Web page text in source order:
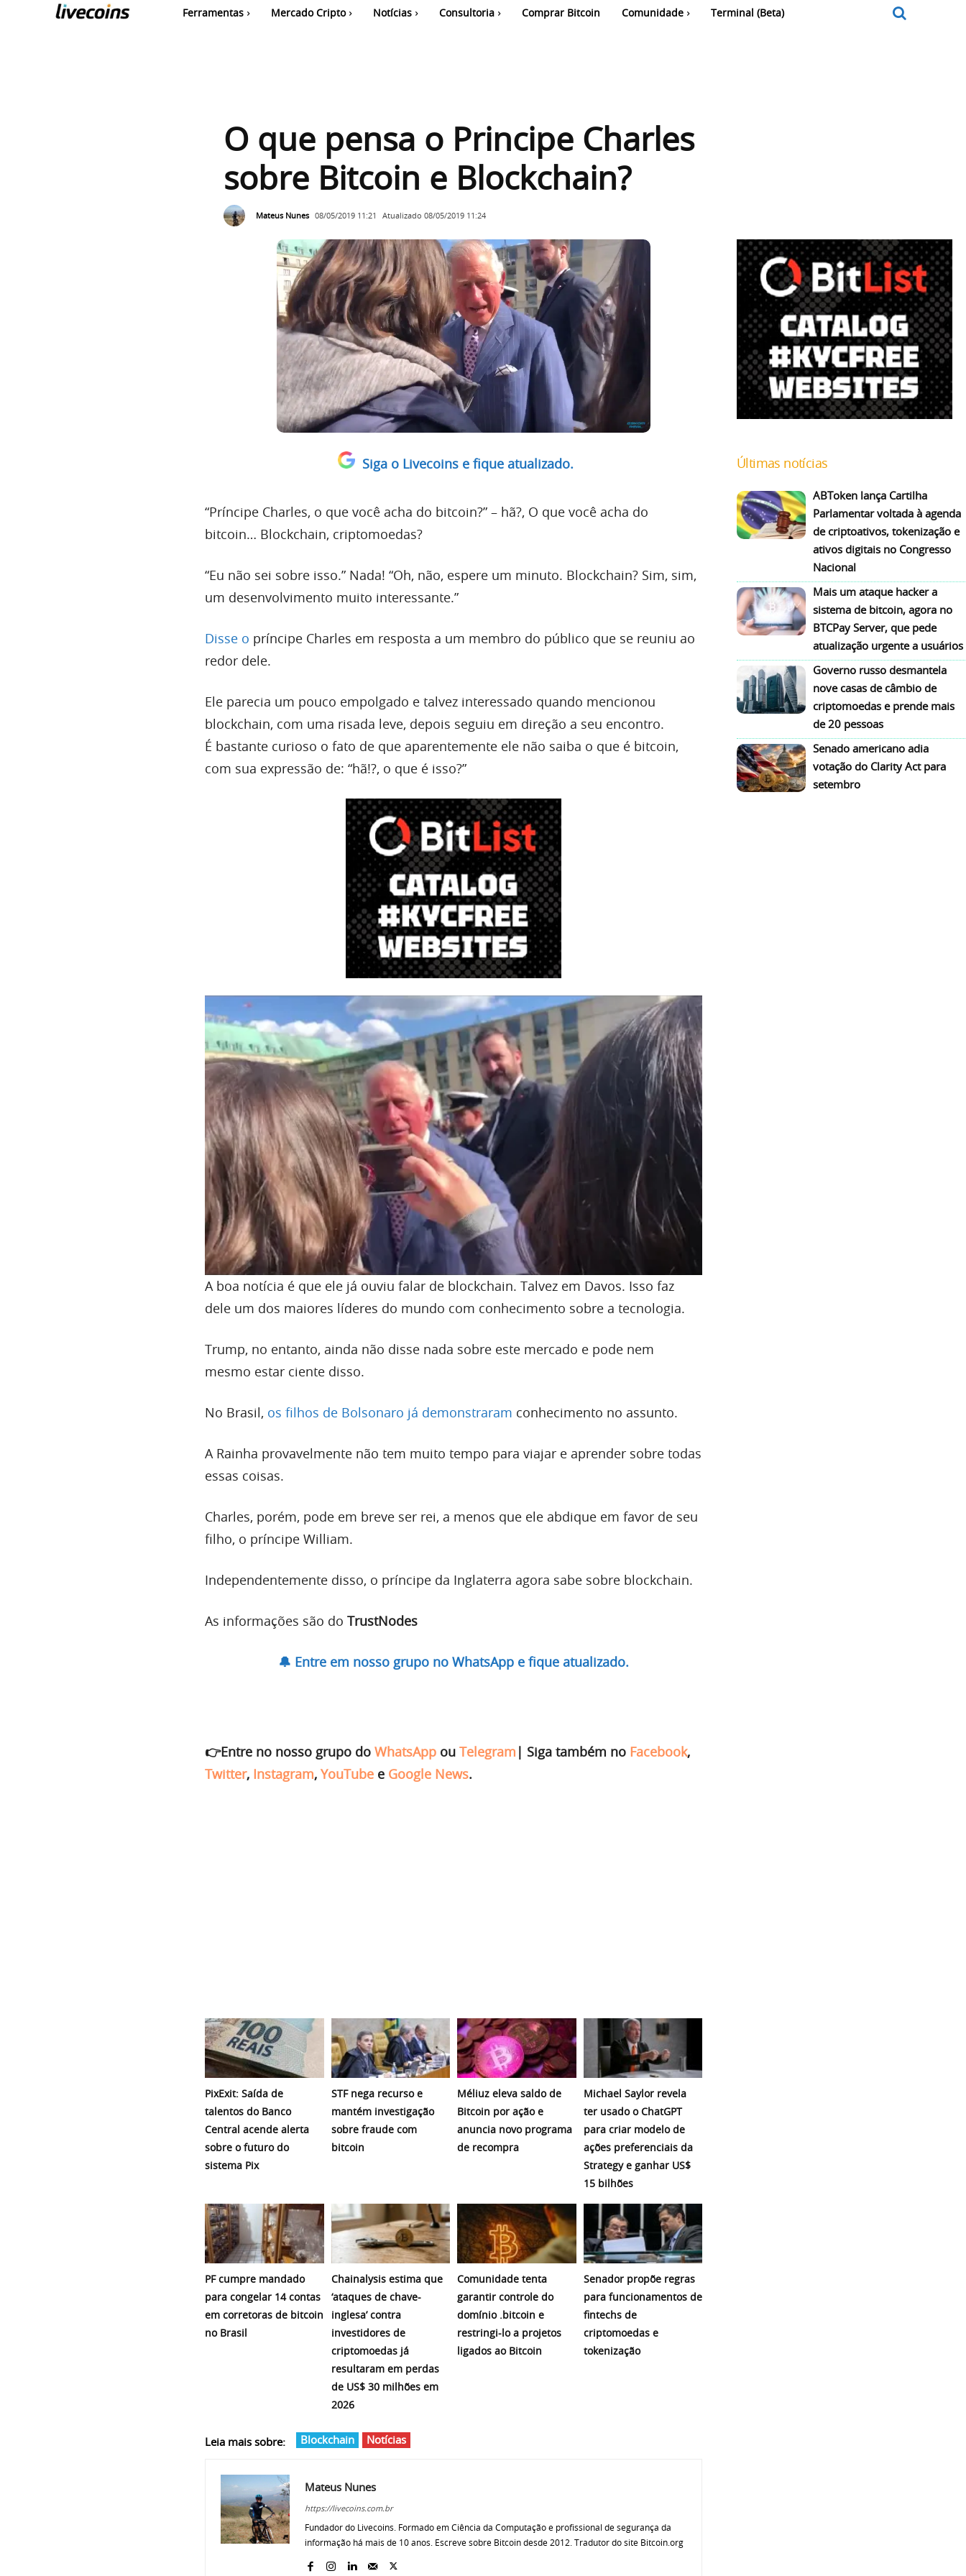
Ferramentas Mercado Cripto Notícias Consultoria Comprar Bitcoin Comunidade Terminal (Beta)
O que pensa o Principe Charles
sobre Bitcoin e Blockchain?
Mateus Nunes 08/05/2019 11:21 Atualizado 08/05/2019 11:24
Siga o Livecoins e fique atualizado.
“Príncipe Charles, o que você acha do bitcoin?” – hã?, O que você acha do
bitcoin… Blockchain, criptomoedas?
“Eu não sei sobre isso.” Nada! “Oh, não, espere um minuto. Blockchain? Sim, sim,
um desenvolvimento muito interessante.”
Disse o príncipe Charles em resposta a um membro do público que se reuniu ao
redor dele.
Ele parecia um pouco empolgado e talvez interessado quando mencionou
blockchain, com uma risada leve, depois seguiu em direção a seu encontro.
É bastante curioso o fato de que aparentemente ele não saiba o que é bitcoin,
com sua expressão de: “hã!?, o que é isso?”
A boa notícia é que ele já ouviu falar de blockchain. Talvez em Davos. Isso faz
dele um dos maiores líderes do mundo com conhecimento sobre a tecnologia.
Trump, no entanto, ainda não disse nada sobre este mercado e pode nem
mesmo estar ciente disso.
No Brasil, os filhos de Bolsonaro já demonstraram conhecimento no assunto.
A Rainha provavelmente não tem muito tempo para viajar e aprender sobre todas
essas coisas.
Charles, porém, pode em breve ser rei, a menos que ele abdique em favor de seu
filho, o príncipe William.
Independentemente disso, o príncipe da Inglaterra agora sabe sobre blockchain.
As informações são do TrustNodes
🔔 Entre em nosso grupo no WhatsApp e fique atualizado.
👉Entre no nosso grupo do WhatsApp ou Telegram | Siga também no Facebook,
Twitter, Instagram, YouTube e Google News.
PixExit: Saída de
talentos do Banco
Central acende alerta
sobre o futuro do
sistema Pix
STF nega recurso e
mantém investigação
sobre fraude com
bitcoin
Méliuz eleva saldo de
Bitcoin por ação e
anuncia novo programa
de recompra
Michael Saylor revela
ter usado o ChatGPT
para criar modelo de
ações preferenciais da
Strategy e ganhar US$
15 bilhões
PF cumpre mandado
para congelar 14 contas
em corretoras de bitcoin
no Brasil
Chainalysis estima que
‘ataques de chave-
inglesa’ contra
investidores de
criptomoedas já
resultaram em perdas
de US$ 30 milhões em
2026
Comunidade tenta
garantir controle do
domínio .bitcoin e
restringi-lo a projetos
ligados ao Bitcoin
Senador propõe regras
para funcionamentos de
fintechs de
criptomoedas e
tokenização
Leia mais sobre: Blockchain Notícias
Mateus Nunes
https://livecoins.com.br
Fundador do Livecoins. Formado em Ciência da Computação e profissional de segurança da
informação há mais de 10 anos. Escreve sobre Bitcoin desde 2012. Tradutor do site Bitcoin.org
Últimas notícias
ABToken lança Cartilha
Parlamentar voltada à agenda
de criptoativos, tokenização e
ativos digitais no Congresso
Nacional
Mais um ataque hacker a
sistema de bitcoin, agora no
BTCPay Server, que pede
atualização urgente a usuários
Governo russo desmantela
nove casas de câmbio de
criptomoedas e prende mais
de 20 pessoas
Senado americano adia
votação do Clarity Act para
setembro